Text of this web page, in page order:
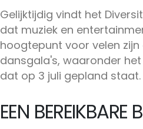
Gelijktijdig vindt het
dat muziek en
hoogtepunt voor velen
dansgala's, waaronder
dat op 3 juli gepland staat.
EEN BEREIKBARE